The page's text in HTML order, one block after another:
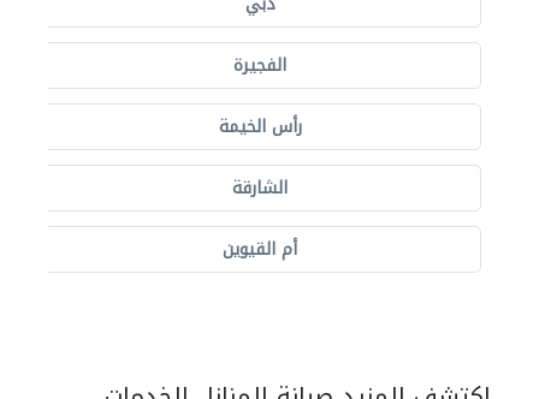
الفجيرة
رأس الخيمة
الشارقة
أم القيوين